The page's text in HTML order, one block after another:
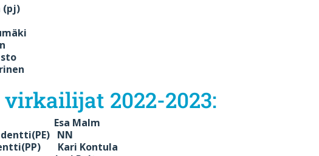
(pj)
2022-2023:
Esa Malm
NN
Kari Kontula